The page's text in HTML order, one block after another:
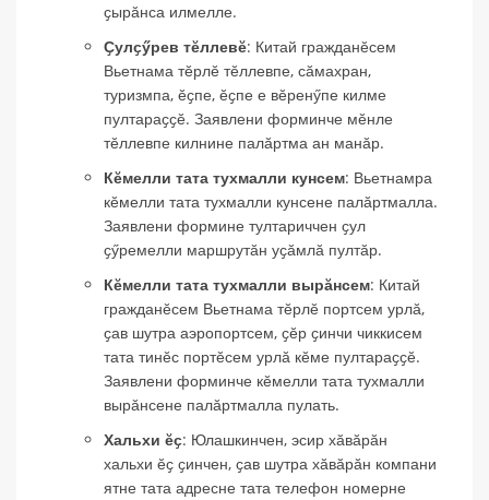
ҫырӑнса илмелле.
Ҫулҫӳрев тӗллевӗ: Китай гражданӗсем
Вьетнама тӗрлӗ тӗллевпе, сӑмахран,
туризмпа, ӗҫпе, ӗҫпе е вӗренӳпе килме
пултараҫҫӗ. Заявлени форминче мӗнле
тӗллевпе килнине палӑртма ан манӑр.
Кӗмелли тата тухмалли кунсем: Вьетнамра
кӗмелли тата тухмалли кунсене палӑртмалла.
Заявлени формине тултариччен ҫул
ҫӳремелли маршрутӑн уҫӑмлӑ пултӑр.
Кӗмелли тата тухмалли вырӑнсем: Китай
гражданӗсем Вьетнама тӗрлӗ портсем урлӑ,
ҫав шутра аэропортсем, ҫӗр ҫинчи чиккисем
тата тинӗс портӗсем урлӑ кӗме пултараҫҫӗ.
Заявлени форминче кӗмелли тата тухмалли
вырӑнсене палӑртмалла пулать.
Хальхи ӗҫ: Юлашкинчен, эсир хӑвӑрӑн
хальхи ӗҫ ҫинчен, ҫав шутра хӑвӑрӑн компани
ятне тата адресне тата телефон номерне